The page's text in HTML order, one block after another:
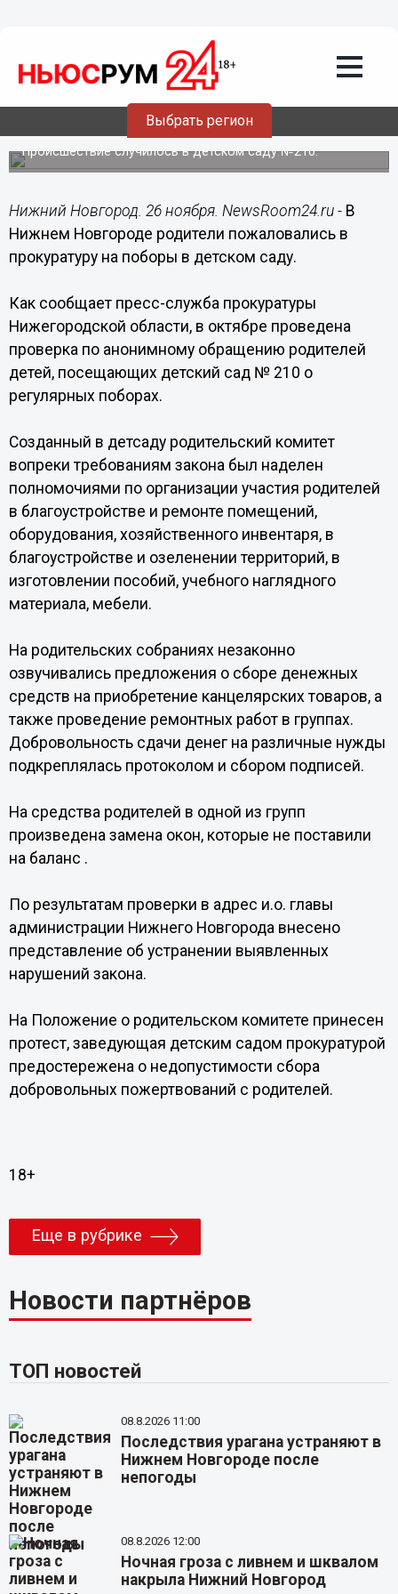
Выбрать регион
В Нижнем Новгороде родители
пожаловались в прокуратуру на
поборы в детском саду
Происшествие случилось в детском саду №210.
Нижний Новгород. 26 ноября. NewsRoom24.ru - В
Нижнем Новгороде родители пожаловались в
прокуратуру на поборы в детском саду.
Как сообщает пресс-служба прокуратуры
Нижегородской области, в октябре проведена
проверка по анонимному обращению родителей
детей, посещающих детский сад № 210 о
регулярных поборах.
Созданный в детсаду родительский комитет
вопреки требованиям закона был наделен
полномочиями по организации участия родителей
в благоустройстве и ремонте помещений,
оборудования, хозяйственного инвентаря, в
благоустройстве и озеленении территорий, в
изготовлении пособий, учебного наглядного
материала, мебели.
На родительских собраниях незаконно
озвучивались предложения о сборе денежных
средств на приобретение канцелярских товаров, а
также проведение ремонтных работ в группах.
Добровольность сдачи денег на различные нужды
подкреплялась протоколом и сбором подписей.
На средства родителей в одной из групп
произведена замена окон, которые не поставили
на баланс .
По результатам проверки в адрес и.о. главы
администрации Нижнего Новгорода внесено
представление об устранении выявленных
нарушений закона.
На Положение о родительском комитете принесен
протест, заведующая детским садом прокуратурой
предостережена о недопустимости сбора
добровольных пожертвований с родителей.
18+
Еще в рубрике
Новости партнёров
ТОП новостей
08.8.2026 11:00
Последствия урагана устраняют в
Нижнем Новгороде после
непогоды
08.8.2026 12:00
Ночная гроза с ливнем и шквалом
накрыла Нижний Новгород